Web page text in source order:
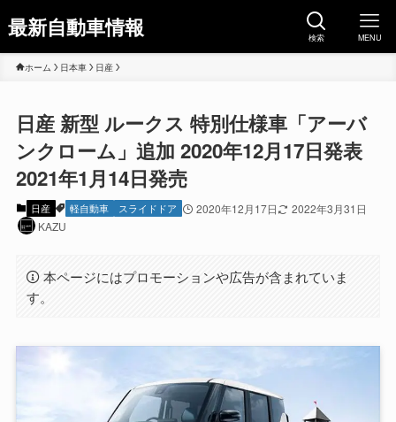
最新自動車情報 検索 MENU
ホーム 日本車 日産
日産 新型 ルークス 特別仕様車「アーバ
ンクローム」追加 2020年12月17日発表
2021年1月14日発売
日産 軽自動車 スライドドア 2020年12月17日
2022年3月31日
KAZU
本ページにはプロモーションや広告が含まれていま
す。